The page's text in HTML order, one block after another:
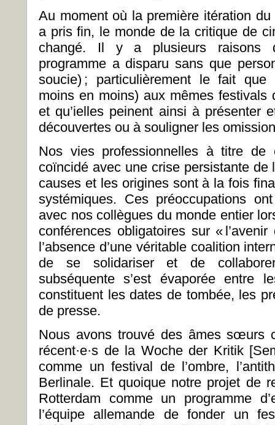
Au moment où la première itération du
a pris fin, le monde de la critique de
changé. Il y a plusieurs raisons
programme a disparu sans que
soucie) ; particulièrement le fait que
moins en moins) aux mêmes festivals
et qu’ielles peinent ainsi à présenter
découvertes ou à souligner les
Nos vies professionnelles à titre
coïncidé avec une crise persistante
causes et les origines sont à la fois
systémiques. Ces préoccupations
avec nos collègues du monde entier
conférences obligatoires sur «
l’absence d’une véritable coalition
de se solidariser et de
subséquente s’est évaporée entre
constituent les dates de tombée, les
de presse.
Nous avons trouvé des âmes sœurs
récent·e·s de la Woche der Kritik
comme un festival de l’ombre,
Berlinale. Et quoique notre projet de
Rotterdam comme un programme
l’équipe allemande de fonder un